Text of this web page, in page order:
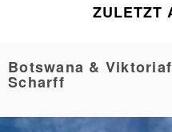
ZULETZT
Botswana &
Scharff